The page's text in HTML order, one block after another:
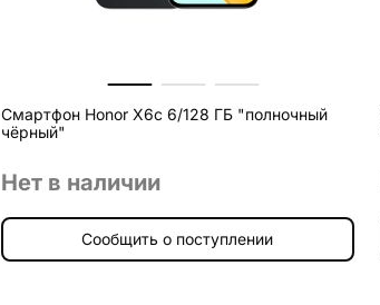
Смартфон Honor X6c 6/128 ГБ "полночный
чёрный"
Нет в наличии
Сообщить о поступлении